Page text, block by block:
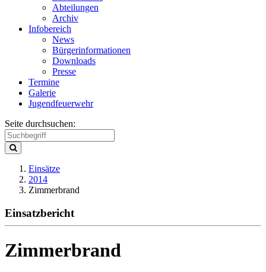
Abteilungen
Archiv
Infobereich
News
Bürgerinformationen
Downloads
Presse
Termine
Galerie
Jugendfeuerwehr
Seite durchsuchen:
Einsätze
2014
Zimmerbrand
Einsatzbericht
Zimmerbrand